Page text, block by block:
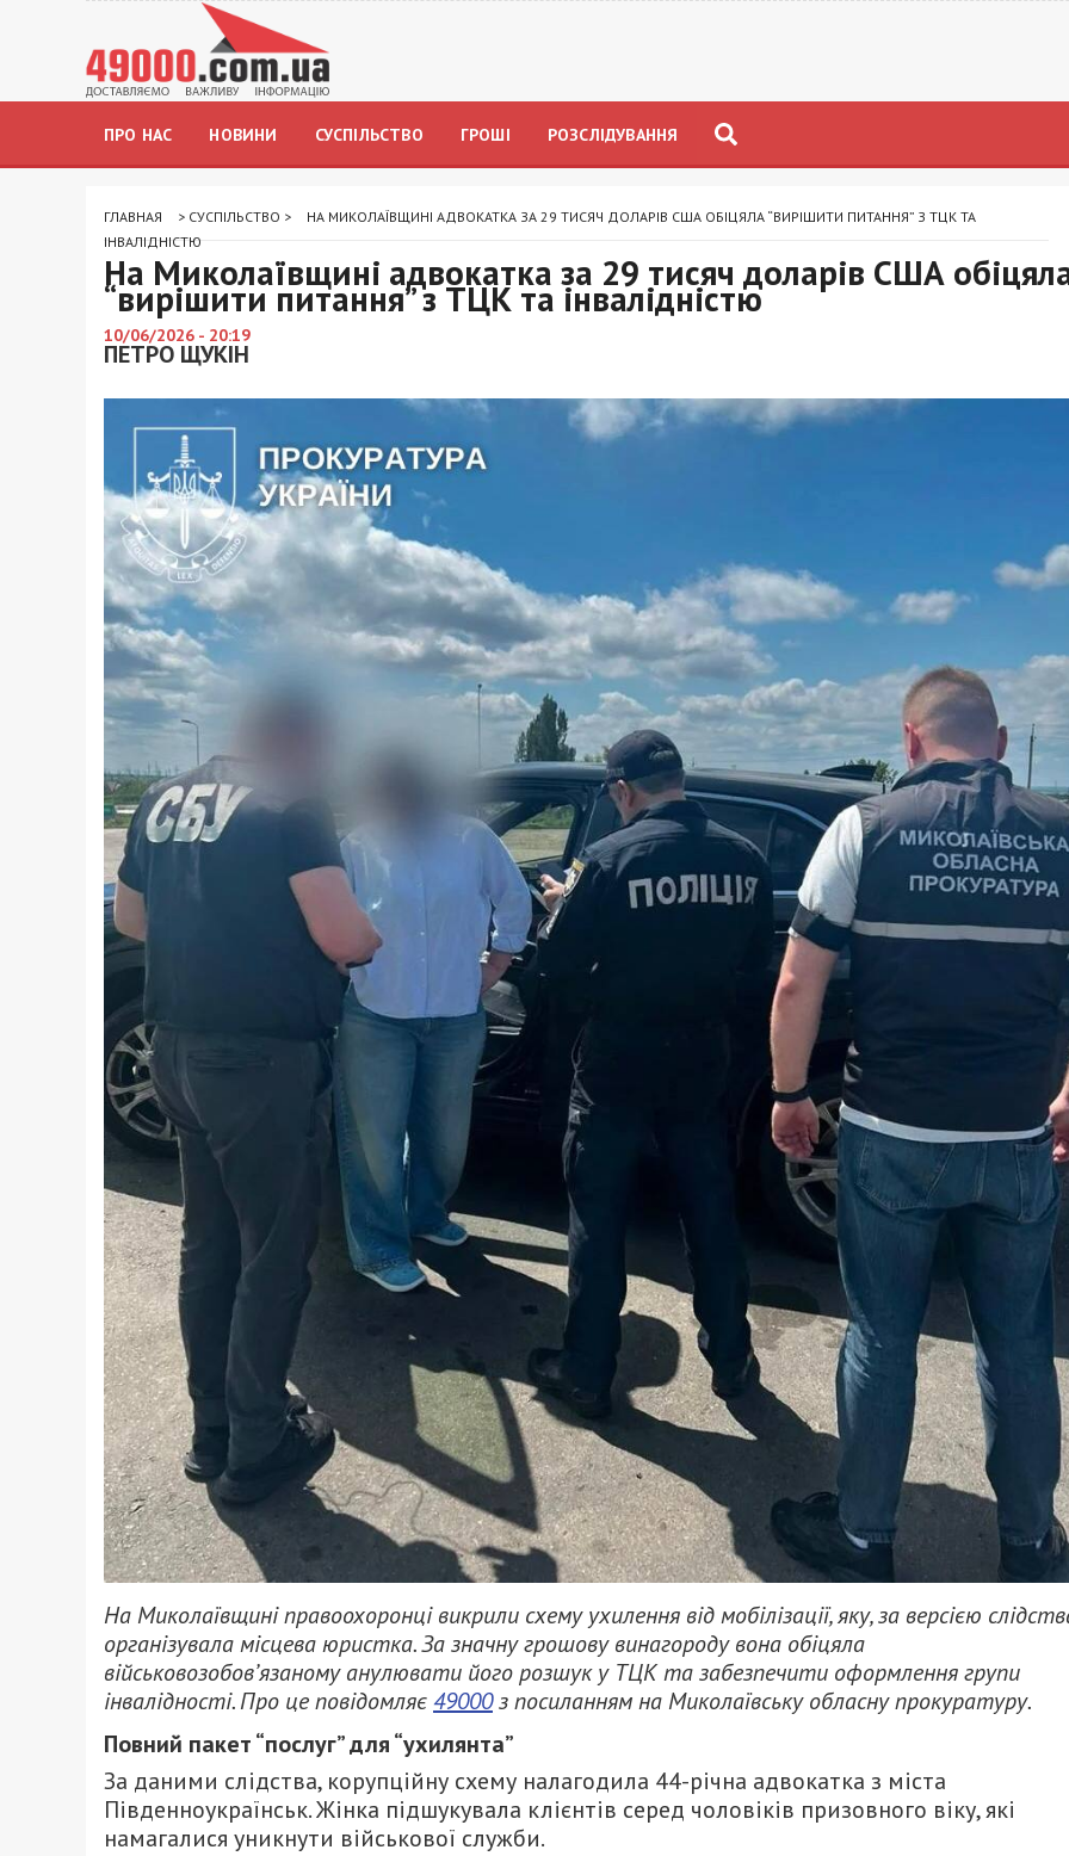
ПРО НАС НОВИНИ СУСПІЛЬСТВО ГРОШІ РОЗСЛІДУВАННЯ
ГЛАВНАЯ > СУСПІЛЬСТВО >
НА МИКОЛАЇВЩИНІ АДВОКАТКА ЗА 29 ТИСЯЧ ДОЛАРІВ США ОБІЦЯЛА “ВИРІШИТИ ПИТАННЯ” З ТЦК ТА
ІНВАЛІДНІСТЮ
На Миколаївщині адвокатка за 29 тисяч доларів США
“вирішити питання” з ТЦК та інвалідністю
10/06/2026 - 20:19
ПЕТРО ЩУКІН
На Миколаївщині правоохоронці викрили схему ухилення від мобілізації, яку, за версією
організувала місцева юристка. За значну грошову винагороду вона обіцяла
військовозобов’язаному анулювати його розшук у ТЦК та забезпечити оформлення групи
інвалідності. Про це повідомляє49000з посиланням на Миколаївську обласну прокуратуру.
Повний пакет “послуг” для “ухилянта”
За даними слідства, корупційну схему налагодила 44-річна адвокатка з міста
Південноукраїнськ. Жінка підшукувала клієнтів серед чоловіків призовного віку, які
намагалися уникнути військової служби.